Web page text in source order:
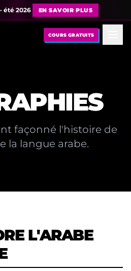
été 2026 EN SAVOIR PLUS
COURS GRATUITS
façonné l'histoire de
la langue arabe.
L'ARABE